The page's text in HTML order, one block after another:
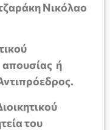
Νικόλαο
ή
του